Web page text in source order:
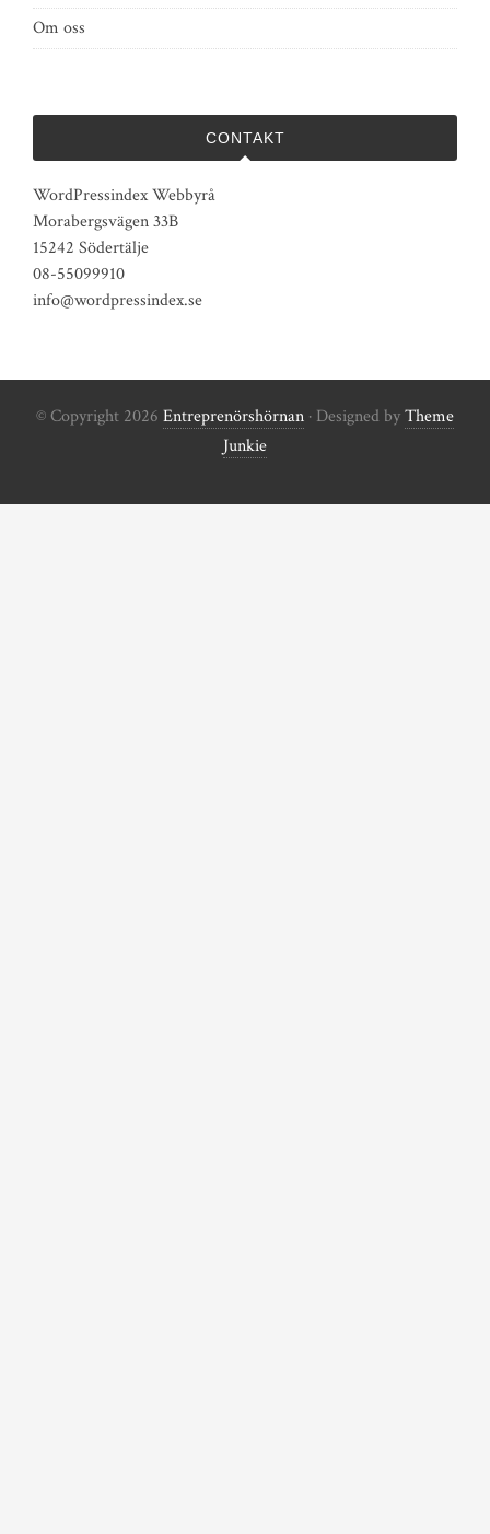
Om oss
CONTAKT
WordPressindex Webbyrå
Morabergsvägen 33B
15242 Södertälje
08-55099910
info@wordpressindex.se
© Copyright 2026 Entreprenörshörnan · Designed byTheme
Junkie